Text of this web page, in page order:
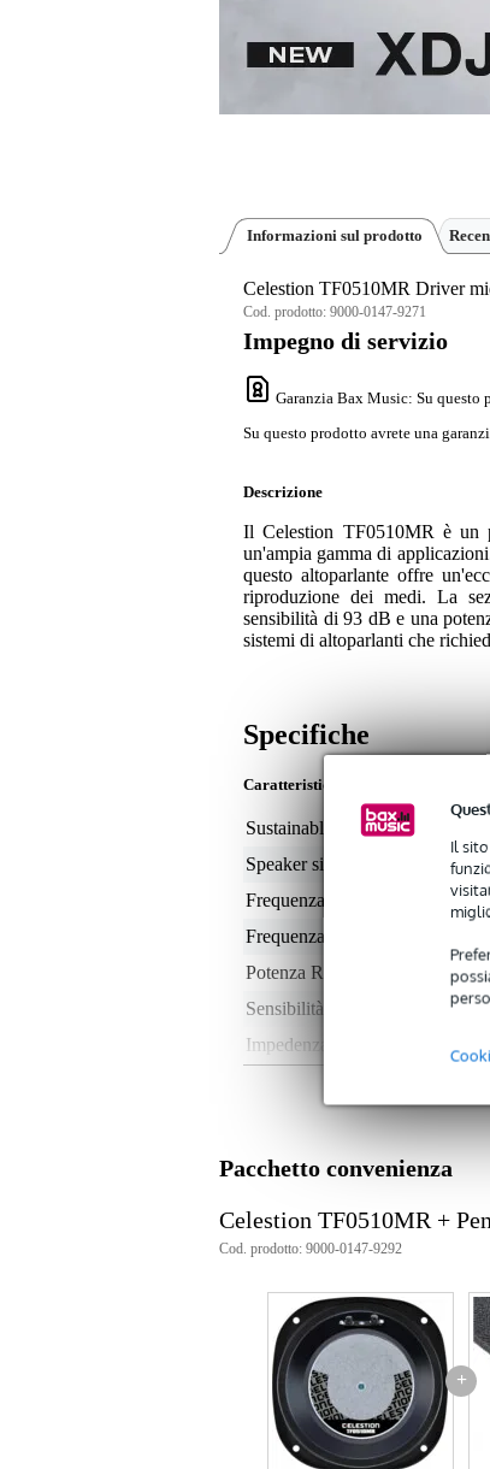
Il
Informazioni sul prodotto
Celestion TF0510MR Driver
Cod. prodotto: 9000-0147-9271
Impegno di servizio
Garanzia Bax Music: Su questo
Su questo prodotto avrete una
Descrizione
Il Celestion TF0510MR è un
un'ampia gamma di
questo altoparlante offre
riproduzione dei medi. La
sensibilità di 93 dB e una
sistemi di altoparlanti che
Specifiche
Caratteristiche
Sustainable product
Speaker size (inches)
Frequenza minima
Frequenza massima
Potenza RMS
Sensibilità
Impedenza nominale
Profondità di installazione
Peso(imballaggio incluso)
Specifiche
potenza nominale: 30W
potenza continua: 60W
Potenza EIA: 50W
sensibilità: 93dB
gamma di frequenza: 400
Pacchetto convenienza
Celestion TF0510MR +
Cod. prodotto: 9000-0147-9292
+